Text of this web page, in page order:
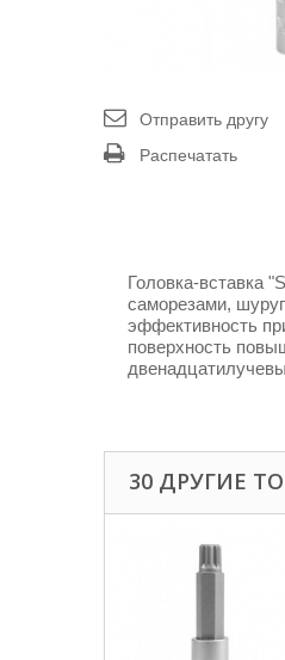
Отправить другу
Распечатать
Головка-вставка
саморезами,
эффективность
поверхность
30 ДРУГИЕ